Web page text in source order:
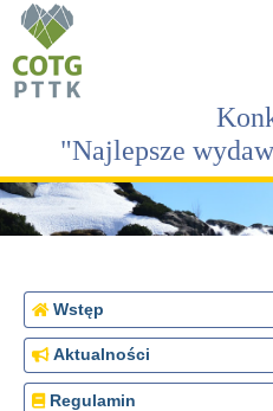
"Najlepsze
Wstęp
Aktualności
Regulamin